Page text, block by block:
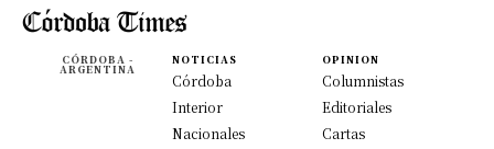
CÓRDOBA -
ARGENTINA
NOTICIAS
Córdoba
Interior
Nacionales
OPINION
Columnistas
Editoriales
Cartas